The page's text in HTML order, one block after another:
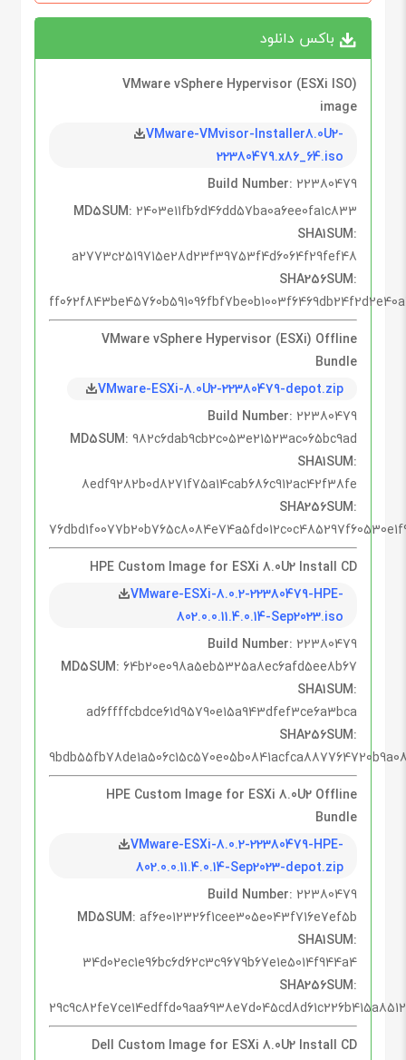
باکس دانلود
VMware vSphere Hypervisor (ESXi ISO)
image
VMware-VMvisor-Installer8.0U2-
22380479.x86_64.iso
Build Number: 22380479
MD5SUM: 2403e11fb6d46dd57ba0a6ee0fa1c833
SHA1SUM:
a2773c2519715e28d23f39753f4d6064f29fef48
SHA256SUM:
VMware vSphere Hypervisor (ESXi) Offline
Bundle
VMware-ESXi-8.0U2-22380479-depot.zip
Build Number: 22380479
MD5SUM: 982c6dab9cb2c053e21523ac065bc9ad
SHA1SUM:
8edf9282b0d8271f75a14cab686c912ac42f38fe
SHA256SUM:
HPE Custom Image for ESXi 8.0U2 Install CD
VMware-ESXi-8.0.2-22380479-HPE-
802.0.0.11.4.0.14-Sep2023.iso
Build Number: 22380479
MD5SUM: 64b20e098a5eb5325a8ec6afd5ee8b67
SHA1SUM:
ad6ffffcbdce61d95790e15a943dfef3ce6a3bca
SHA256SUM:
HPE Custom Image for ESXi 8.0U2 Offline
Bundle
VMware-ESXi-8.0.2-22380479-HPE-
802.0.0.11.4.0.14-Sep2023-depot.zip
Build Number: 22380479
MD5SUM: af6e012326f1cee305e043f716e7ef5b
SHA1SUM:
34d02ec1e96bc6d62c3c9679b67e1e5014f944a4
SHA256SUM:
Dell Custom Image for ESXi 8.0U2 Install CD